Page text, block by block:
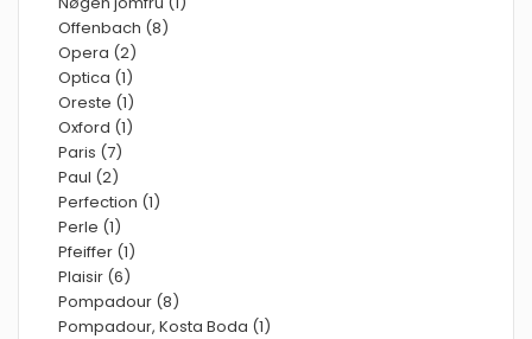
Offenbach (8)
Opera (2)
Optica (1)
Oreste (1)
Oxford (1)
Paris (7)
Paul (2)
Perfection (1)
Perle (1)
Pfeiffer (1)
Plaisir (6)
Pompadour (8)
Pompadour, Kosta Boda (1)